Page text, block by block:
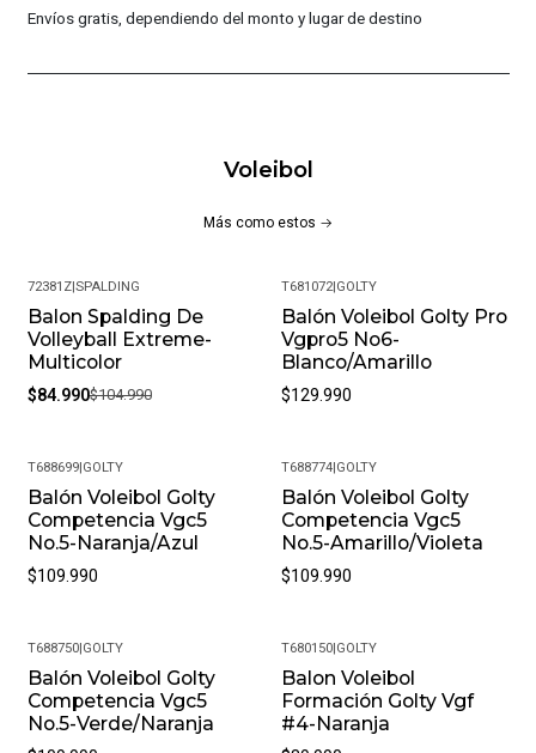
los niños a desarrollar sus habilidades deportivas mientras
Distribuidores Autorizados.
Servicio al Cliente Premium.
Preguntas Frecuentes
¿Los productos son originales?
Sí, todos nuestros productos son 100% originales. Somos
distribuidores autorizados de la marca, garantizando
autenticidad en cada compra.
Ofrecemos una garantía de 30 días por defectos de
fabricación. Si encuentras algún inconveniente,
contáctanos y lo resolveremos.
¿Es posible cambiar la talla?
Claro, aceptamos cambios de talla siempre que el
original.
¿Cuál es su política de devoluciones?
Si no estás satisfecho, contamos con una política de
devoluciones flexible. Queremos que tu experiencia de
Envíos gratis, dependiendo del monto y lugar de destino
Voleibol
Más como estos
-19%
72381Z|SPALDING
Balon Spalding De
Volleyball Extreme-
Multicolor
$84.990$104.990
T681072|GOLTY
Balón Voleibol Golty Pro
Vgpro5 No6-
Blanco/Amarillo
$129.990
T688699|GOLTY
Balón Voleibol Golty
Competencia Vgc5
No.5-Naranja/Azul
$109.990
T688774|GOLTY
Balón Voleibol Golty
Competencia Vgc5
No.5-Amarillo/Violeta
$109.990
T688750|GOLTY
Balón Voleibol Golty
Competencia Vgc5
No.5-Verde/Naranja
T680150|GOLTY
Balon Voleibol
Formación Golty Vgf
#4-Naranja